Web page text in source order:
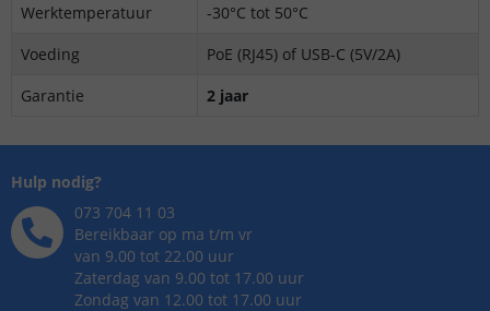
Werktemperatuur
-30°C tot 50°C
Voeding
PoE (RJ45) of USB-C (5V/2A)
Garantie
2 jaar
Hulp nodig?
073 704 11 03
Bereikbaar op ma t/m vr
van 9.00 tot 22.00 uur
Zaterdag van 9.00 tot 17.00 uur
Zondag van 12.00 tot 17.00 uur